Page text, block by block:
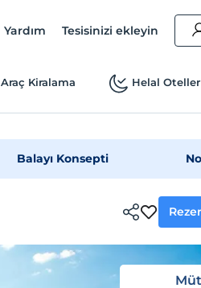
Yardım Tesisinizi ekleyin
Araç Kiralama Helal Oteller
Balayı Konsepti